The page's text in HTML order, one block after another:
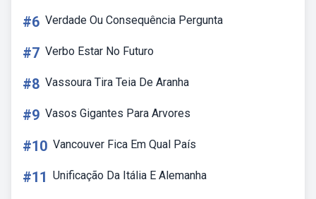
#6 Verdade Ou Consequência Pergunta
#7 Verbo Estar No Futuro
#8 Vassoura Tira Teia De Aranha
#9 Vasos Gigantes Para Arvores
#10 Vancouver Fica Em Qual País
#11 Unificação Da Itália E Alemanha